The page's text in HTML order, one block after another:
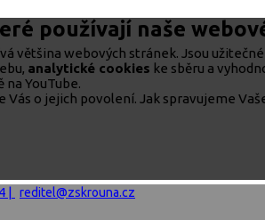
používají naše
většina webových stránek. Jsou užitečné
analytické cookies ke sběru a
YouTube.
o jejich povolení. Jak spravujeme
| reditel@zskrouna.cz